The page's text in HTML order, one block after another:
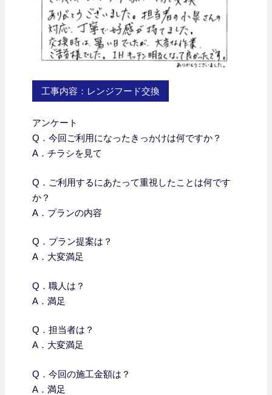
工事内容：レンジフード交換
アンケート
Q．今回ご利用になったきっかけは何ですか？
A．チラシを見て
Q． ご利用するにあたって重視したことは何です
か？
A．プランの内容
Q．プラン提案は？
A．大変満足
Q．職人は？
A．満足
Q．担当者は？
A．大変満足
Q．今回の施工金額は？
A．満足